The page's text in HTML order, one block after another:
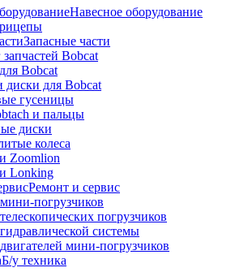
Навесное оборудование
Запасные части
запчастей Bobcat
Bobcat
для Bobcat
гусеницы
и пальцы
диски
колеса
Zoomlion
Lonking
Ремонт и сервис
погрузчиков
погрузчиков
системы
мини-погрузчиков
Б/у техника